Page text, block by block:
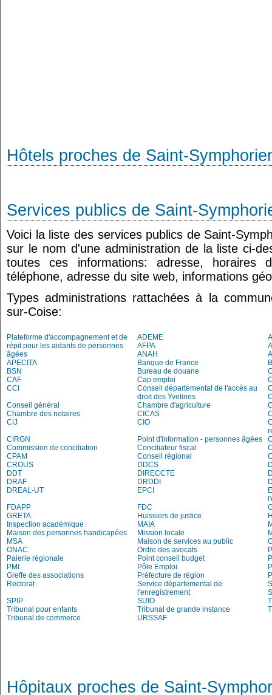
Hôtels proches de Saint-
Services publics de Saint-
Voici la liste des services publics de Saint-
sur le nom d'une administration de la liste ci-
toutes ces informations: adresse, horaires
téléphone, adresse du site web, informations
Types administrations rattachées à la
sur-Coise:
Plateforme d'accompagnement et de
répit pour les aidants de personnes
âgées
ADEME
AFPA
ANAH
APECITA
Banque de France
BSN
Bureau de douane
CAF
Cap emploi
CCI
Conseil départemental de l'accès au
droit des Yvelines
Conseil général
Chambre d'agriculture
Chambre des notaires
CICAS
CIJ
CIO
CIRGN
Point d'information - personnes âgées
Commission de conciliation
Conciliateur fiscal
CPAM
Conseil régional
CROUS
DDCS
DDT
DIRECCTE
DRAF
DRDDI
DREAL-UT
EPCI
FDAPP
FDC
GRETA
Huissiers de justice
Inspection académique
MAIA
Maison des personnes handicapées
Mission locale
MSA
Maison de services au public
ONAC
Ordre des avocats
Paierie régionale
Point conseil budget
PMI
Pôle Emploi
Greffe des associations
Préfecture de région
Rectorat
Service départemental de
l'enregistrement
SPIP
SUIO
Tribunal pour enfants
Tribunal de grande instance
Tribunal de commerce
URSSAF
Hôpitaux proches de Saint-